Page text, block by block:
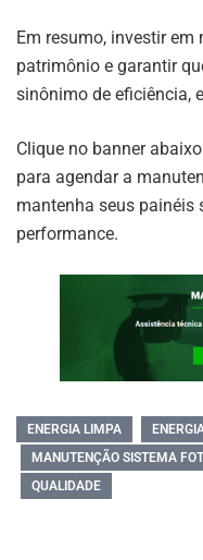
Em resumo, investir em
patrimônio e garantir
sinônimo de eficiência,
Clique no banner
para agendar a
mantenha seus painéis
performance.
ENERGIA LIMPA
MANUTENÇÃO SISTEMA
QUALIDADE